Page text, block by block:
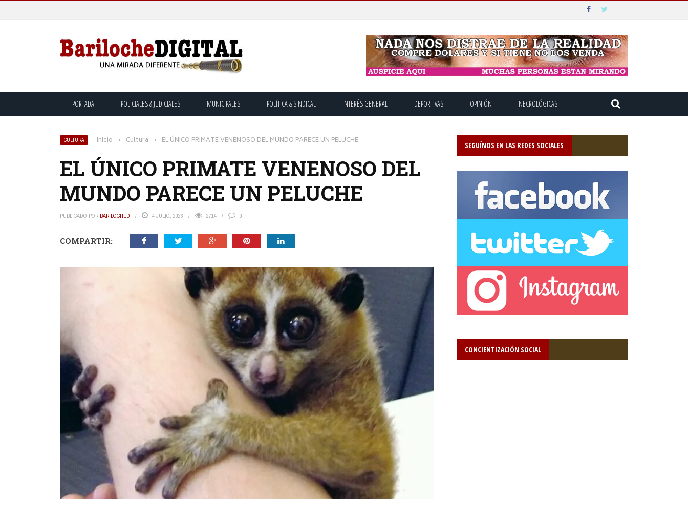
PORTADA POLICIALES & JUDICIALES MUNICIPALES POLÍTICA & SINDICAL INTERÉS GENERAL DEPORTIVAS OPINIÓN NECROLÓGICAS
CULTURA Inicio › Cultura › EL ÚNICO PRIMATE VENENOSO DEL MUNDO PARECE UN PELUCHE
EL ÚNICO PRIMATE VENENOSO DEL
MUNDO PARECE UN PELUCHE
PUBLICADO POR BARILOCHED 4 JULIO, 2026 2714 0
COMPARTIR:
SEGUÍNOS EN LAS REDES SOCIALES
CONCIENTIZACIÓN SOCIAL